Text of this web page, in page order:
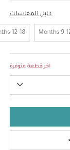
دليل المقاسات
9-12
12-18 Months
اخر قطعة متوفرة